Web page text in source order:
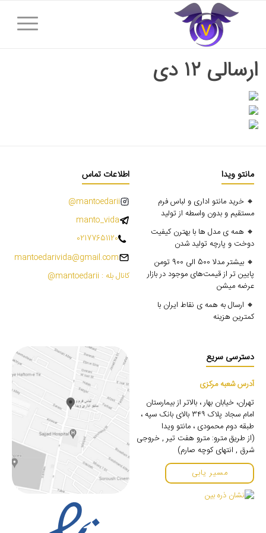
ارسالی ۱۲ دی
مانتو ویدا
🔸 خرید مانتو اداری و لباس فرم
مستقیم و بدون واسطه از تولید
🔸 همه ی مدل ها با بهترن کیفیت
دوخت و پارچه تولید شدن
🔸 بیشتر مدلا 500 الی 900 تومن
پایین تر از قیمت‌های موجود در بازار
عرضه میشن
🔸 ارسال به همه ی نقاط ایران با
کمترین هزینه
اطلاعات تماس
mantoedarii@
manto_vida
02177651120
mantoedarivida@gmail.com
کانال بله : mantoedarii@
دسترسی سریع
آدرس شعبه مرکزی
تهران، خیابان بهار ، بالاتر از بیمارستان
امام سجاد پلاک ۳۴۹ بالای بانک سپه ،
طبقه دوم محمودی ، مانتو ویدا
(از طریق مترو: مترو هفت تیر , خروجی
شرق , انتهای کوچه صارم)
مسیر یابی